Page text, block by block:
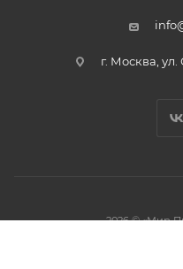
г. Москва, ул.
2026 © «Мир